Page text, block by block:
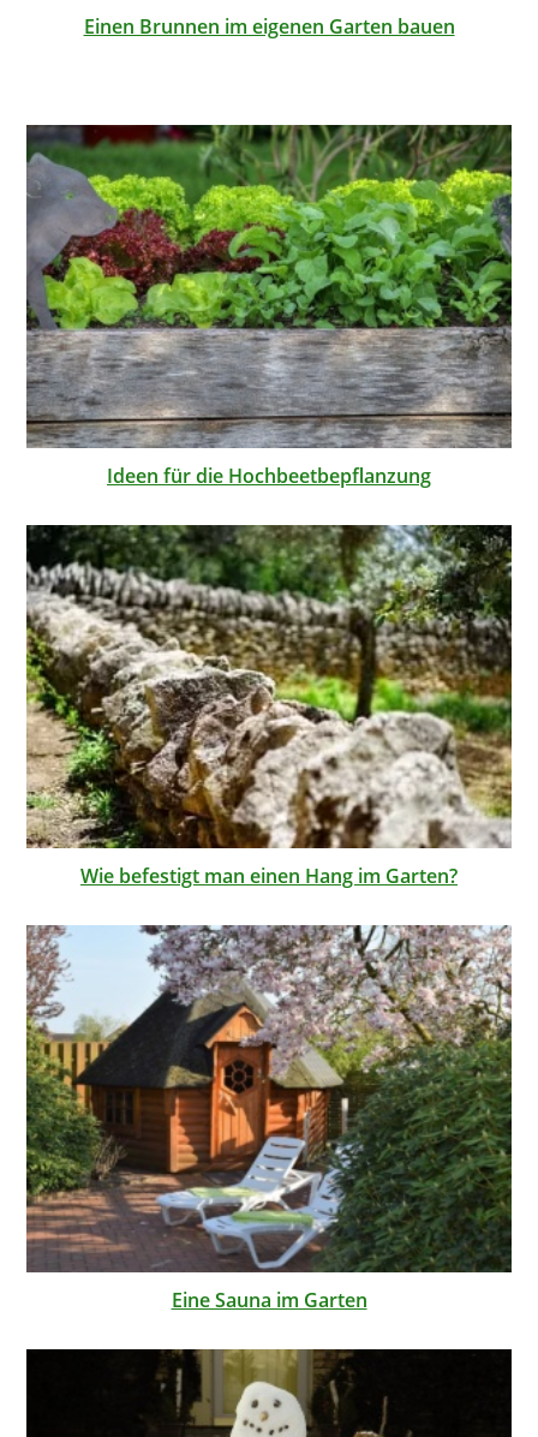
Einen Brunnen im eigenen Garten bauen
Ideen für die Hochbeetbepflanzung
Wie befestigt man einen Hang im Garten?
Eine Sauna im Garten